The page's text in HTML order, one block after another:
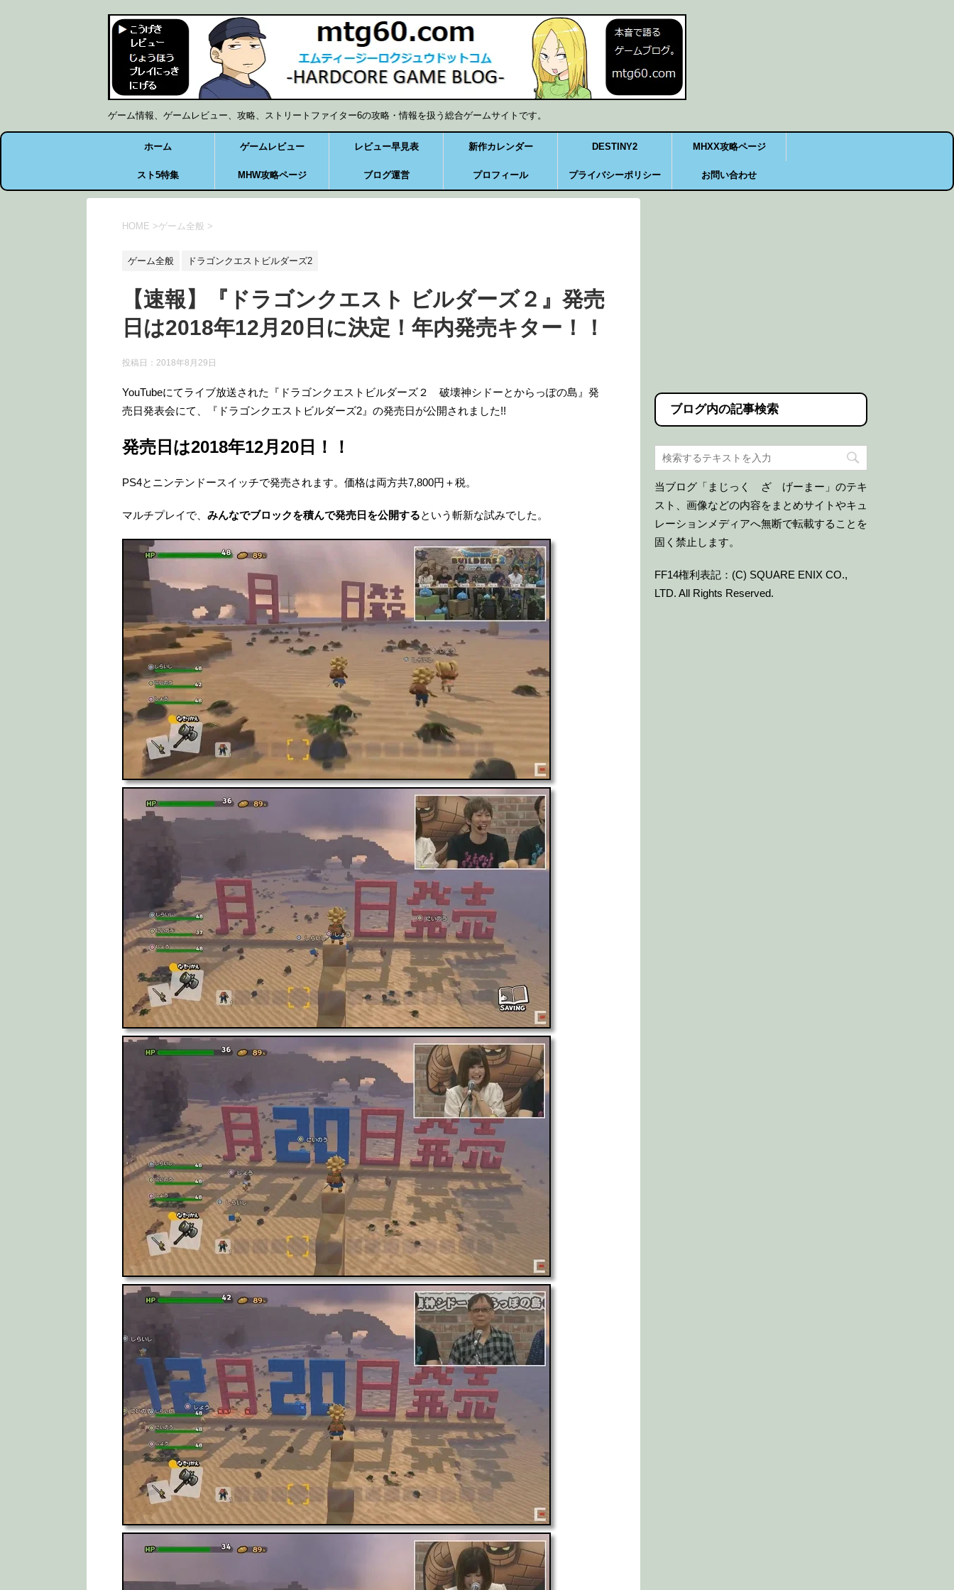
ゲーム情報、ゲームレビュー、攻略、ストリートファイター6の攻略・情報を扱う総合ゲームサイトです。
ホーム ゲームレビュー レビュー早見表 新作カレンダー DESTINY2 MHXX攻略ページ
スト5特集 MHW攻略ページ ブログ運営 プロフィール プライバシーポリシー お問い合わせ
HOME >ゲーム全般 >
ゲーム全般 ドラゴンクエストビルダーズ2
【速報】『ドラゴンクエスト ビルダーズ２』発売
日は2018年12月20日に決定！年内発売キター！！
投稿日： 2018年8月29日
YouTubeにてライブ放送された『ドラゴンクエストビルダーズ２ 破壊神シドーとからっぽの島』発
売日発表会にて、『ドラゴンクエストビルダーズ2』の発売日が公開されました!!
発売日は2018年12月20日！！
PS4とニンテンドースイッチで発売されます。価格は両方共7,800円＋税。
マルチプレイで、 みんなでブロックを積んで発売日を公開するという斬新な試みでした。
ブログ内の記事検索
当ブログ「まじっく ざ げーまー」のテキ
スト、画像などの内容をまとめサイトやキュ
レーションメディアへ無断で転載することを
固く禁止します。
FF14権利表記：(C) SQUARE ENIX CO.,
LTD. All Rights Reserved.